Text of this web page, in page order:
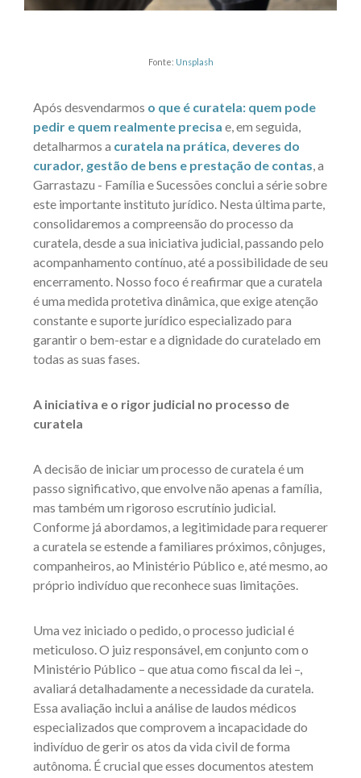
Fonte: Unsplash
Após desvendarmos o que é curatela: quem pode
pedir e quem realmente precisa e, em seguida,
detalharmos a curatela na prática, deveres do
curador, gestão de bens e prestação de contas, a
Garrastazu - Família e Sucessões conclui a série sobre
este importante instituto jurídico. Nesta última parte,
consolidaremos a compreensão do processo da
curatela, desde a sua iniciativa judicial, passando pelo
acompanhamento contínuo, até a possibilidade de seu
encerramento. Nosso foco é reafirmar que a curatela
é uma medida protetiva dinâmica, que exige atenção
constante e suporte jurídico especializado para
garantir o bem-estar e a dignidade do curatelado em
todas as suas fases.
A iniciativa e o rigor judicial no processo de
curatela
A decisão de iniciar um processo de curatela é um
passo significativo, que envolve não apenas a família,
mas também um rigoroso escrutínio judicial.
Conforme já abordamos, a legitimidade para requerer
a curatela se estende a familiares próximos, cônjuges,
companheiros, ao Ministério Público e, até mesmo, ao
próprio indivíduo que reconhece suas limitações.
Uma vez iniciado o pedido, o processo judicial é
meticuloso. O juiz responsável, em conjunto com o
Ministério Público – que atua como fiscal da lei –,
avaliará detalhadamente a necessidade da curatela.
Essa avaliação inclui a análise de laudos médicos
especializados que comprovem a incapacidade do
indivíduo de gerir os atos da vida civil de forma
autônoma. É crucial que esses documentos atestem